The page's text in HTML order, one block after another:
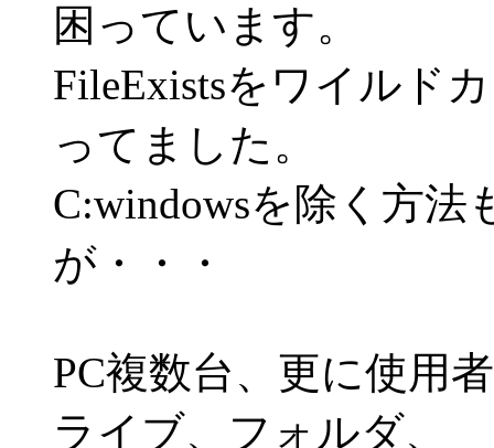
困っています。
FileExistsをワイルド
ってました。
C:windowsを除く方
が・・・
PC複数台、更に使用
ライブ、フォルダ、